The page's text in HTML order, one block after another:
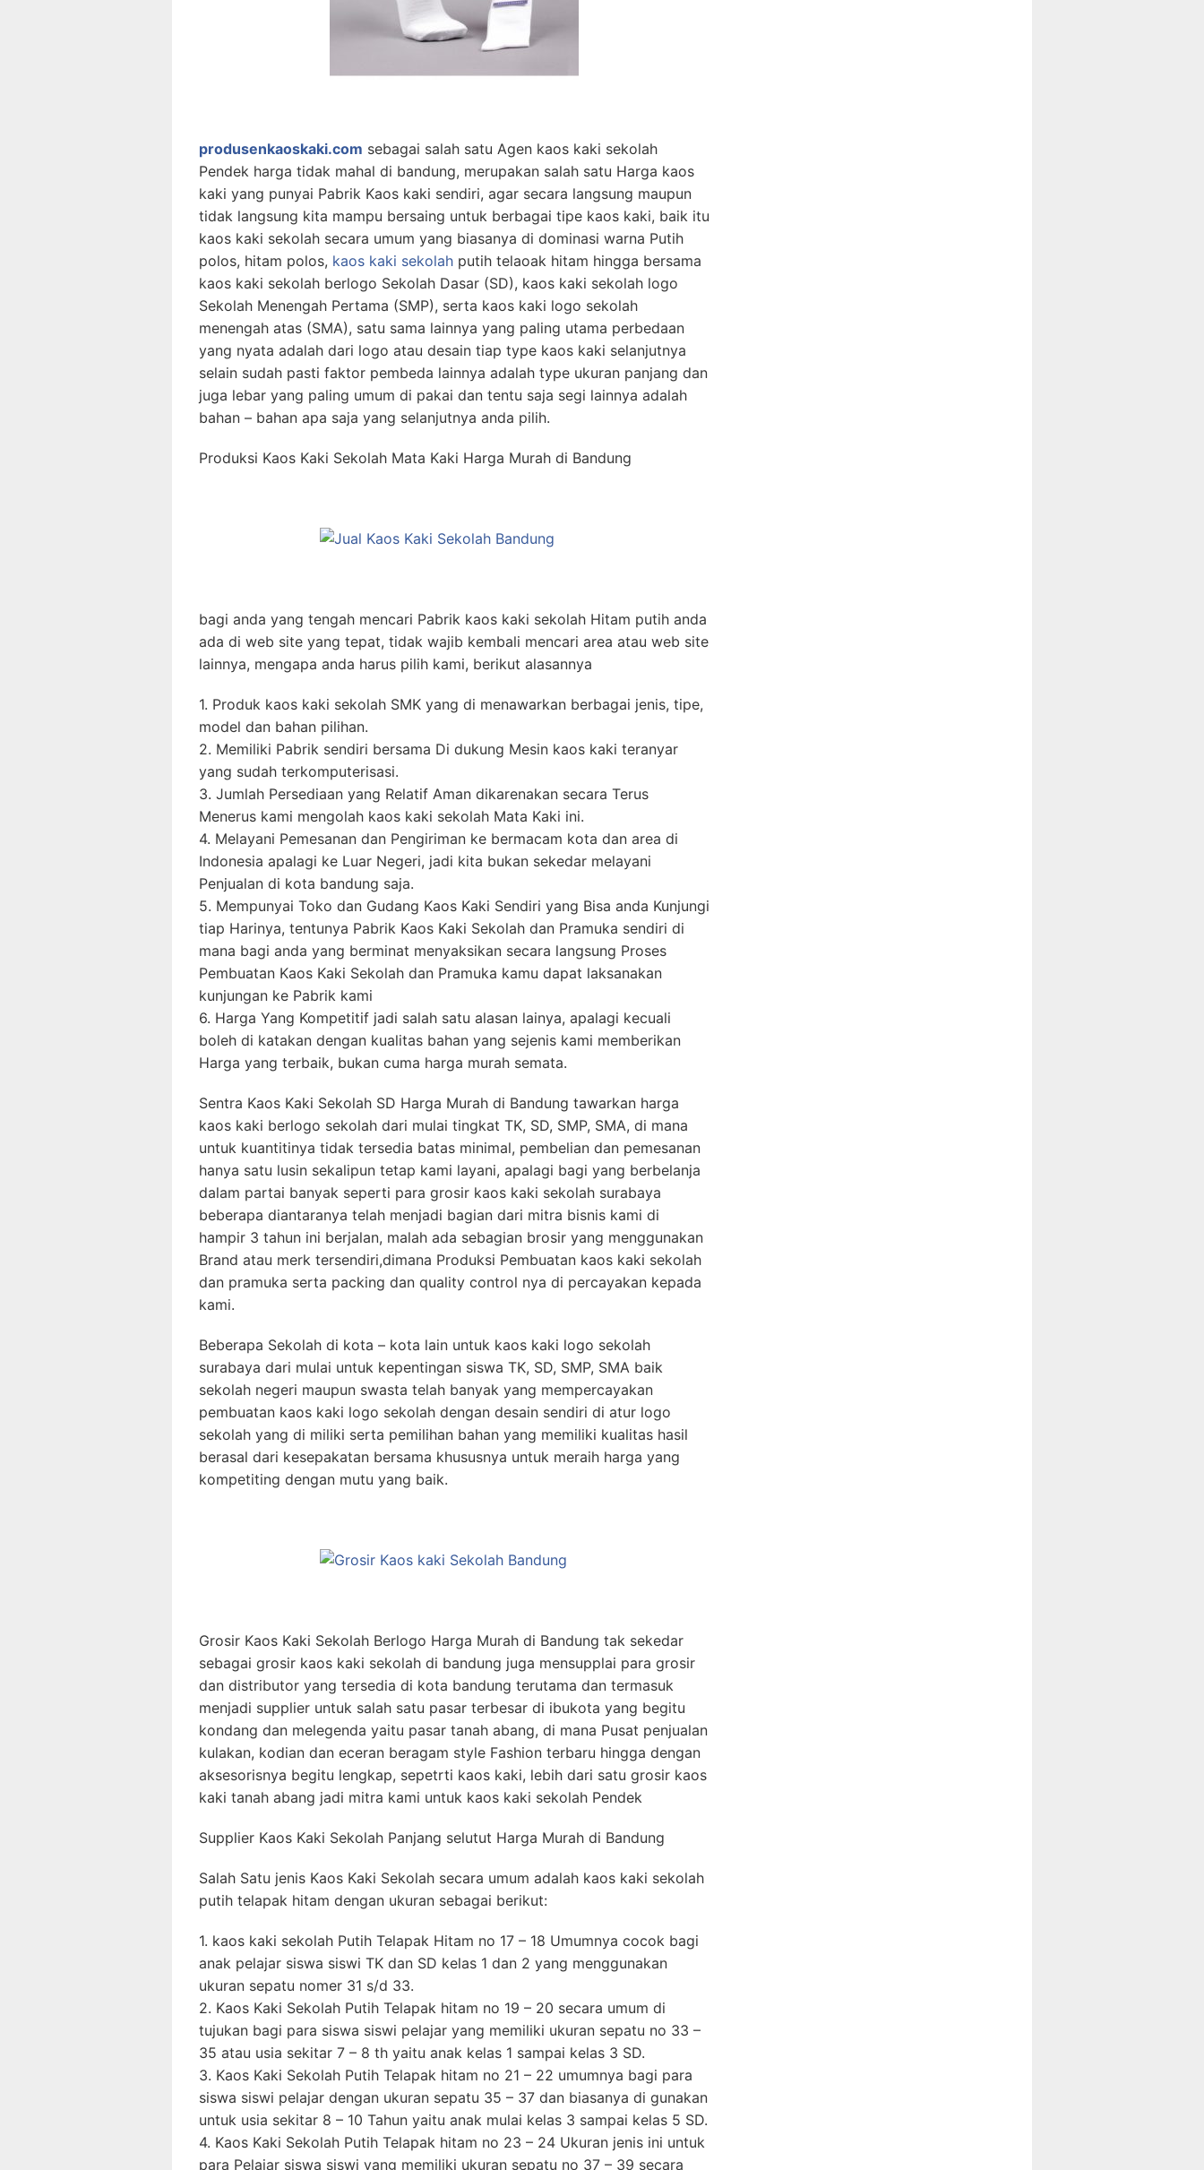
produsenkaoskaki.com sebagai salah satu Agen kaos kaki sekolah
Pendek harga tidak mahal di bandung, merupakan salah satu Harga kaos
kaki yang punyai Pabrik Kaos kaki sendiri, agar secara langsung maupun
tidak langsung kita mampu bersaing untuk berbagai tipe kaos kaki, baik itu
kaos kaki sekolah secara umum yang biasanya di dominasi warna Putih
polos, hitam polos, kaos kaki sekolah putih telaoak hitam hingga bersama
kaos kaki sekolah berlogo Sekolah Dasar (SD), kaos kaki sekolah logo
Sekolah Menengah Pertama (SMP), serta kaos kaki logo sekolah
menengah atas (SMA), satu sama lainnya yang paling utama perbedaan
yang nyata adalah dari logo atau desain tiap type kaos kaki selanjutnya
selain sudah pasti faktor pembeda lainnya adalah type ukuran panjang dan
juga lebar yang paling umum di pakai dan tentu saja segi lainnya adalah
bahan – bahan apa saja yang selanjutnya anda pilih.
Produksi Kaos Kaki Sekolah Mata Kaki Harga Murah di Bandung
bagi anda yang tengah mencari Pabrik kaos kaki sekolah Hitam putih anda
ada di web site yang tepat, tidak wajib kembali mencari area atau web site
lainnya, mengapa anda harus pilih kami, berikut alasannya
1. Produk kaos kaki sekolah SMK yang di menawarkan berbagai jenis, tipe,
model dan bahan pilihan.
2. Memiliki Pabrik sendiri bersama Di dukung Mesin kaos kaki teranyar
yang sudah terkomputerisasi.
3. Jumlah Persediaan yang Relatif Aman dikarenakan secara Terus
Menerus kami mengolah kaos kaki sekolah Mata Kaki ini.
4. Melayani Pemesanan dan Pengiriman ke bermacam kota dan area di
Indonesia apalagi ke Luar Negeri, jadi kita bukan sekedar melayani
Penjualan di kota bandung saja.
5. Mempunyai Toko dan Gudang Kaos Kaki Sendiri yang Bisa anda Kunjungi
tiap Harinya, tentunya Pabrik Kaos Kaki Sekolah dan Pramuka sendiri di
mana bagi anda yang berminat menyaksikan secara langsung Proses
Pembuatan Kaos Kaki Sekolah dan Pramuka kamu dapat laksanakan
kunjungan ke Pabrik kami
6. Harga Yang Kompetitif jadi salah satu alasan lainya, apalagi kecuali
boleh di katakan dengan kualitas bahan yang sejenis kami memberikan
Harga yang terbaik, bukan cuma harga murah semata.
Sentra Kaos Kaki Sekolah SD Harga Murah di Bandung tawarkan harga
kaos kaki berlogo sekolah dari mulai tingkat TK, SD, SMP, SMA, di mana
untuk kuantitinya tidak tersedia batas minimal, pembelian dan pemesanan
hanya satu lusin sekalipun tetap kami layani, apalagi bagi yang berbelanja
dalam partai banyak seperti para grosir kaos kaki sekolah surabaya
beberapa diantaranya telah menjadi bagian dari mitra bisnis kami di
hampir 3 tahun ini berjalan, malah ada sebagian brosir yang menggunakan
Brand atau merk tersendiri,dimana Produksi Pembuatan kaos kaki sekolah
dan pramuka serta packing dan quality control nya di percayakan kepada
kami.
Beberapa Sekolah di kota – kota lain untuk kaos kaki logo sekolah
surabaya dari mulai untuk kepentingan siswa TK, SD, SMP, SMA baik
sekolah negeri maupun swasta telah banyak yang mempercayakan
pembuatan kaos kaki logo sekolah dengan desain sendiri di atur logo
sekolah yang di miliki serta pemilihan bahan yang memiliki kualitas hasil
berasal dari kesepakatan bersama khususnya untuk meraih harga yang
kompetiting dengan mutu yang baik.
Grosir Kaos Kaki Sekolah Berlogo Harga Murah di Bandung tak sekedar
sebagai grosir kaos kaki sekolah di bandung juga mensupplai para grosir
dan distributor yang tersedia di kota bandung terutama dan termasuk
menjadi supplier untuk salah satu pasar terbesar di ibukota yang begitu
kondang dan melegenda yaitu pasar tanah abang, di mana Pusat penjualan
kulakan, kodian dan eceran beragam style Fashion terbaru hingga dengan
aksesorisnya begitu lengkap, sepetrti kaos kaki, lebih dari satu grosir kaos
kaki tanah abang jadi mitra kami untuk kaos kaki sekolah Pendek
Supplier Kaos Kaki Sekolah Panjang selutut Harga Murah di Bandung
Salah Satu jenis Kaos Kaki Sekolah secara umum adalah kaos kaki sekolah
putih telapak hitam dengan ukuran sebagai berikut:
1. kaos kaki sekolah Putih Telapak Hitam no 17 – 18 Umumnya cocok bagi
anak pelajar siswa siswi TK dan SD kelas 1 dan 2 yang menggunakan
ukuran sepatu nomer 31 s/d 33.
2. Kaos Kaki Sekolah Putih Telapak hitam no 19 – 20 secara umum di
tujukan bagi para siswa siswi pelajar yang memiliki ukuran sepatu no 33 –
35 atau usia sekitar 7 – 8 th yaitu anak kelas 1 sampai kelas 3 SD.
3. Kaos Kaki Sekolah Putih Telapak hitam no 21 – 22 umumnya bagi para
siswa siswi pelajar dengan ukuran sepatu 35 – 37 dan biasanya di gunakan
untuk usia sekitar 8 – 10 Tahun yaitu anak mulai kelas 3 sampai kelas 5 SD.
4. Kaos Kaki Sekolah Putih Telapak hitam no 23 – 24 Ukuran jenis ini untuk
para Pelajar siswa siswi yang memiliki ukuran sepatu no 37 – 39 secara